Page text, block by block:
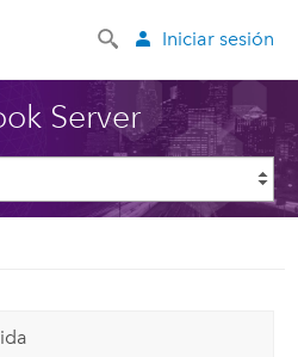
Iniciar sesión
Server